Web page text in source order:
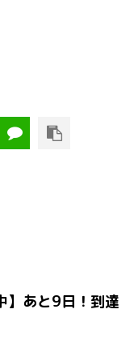
】あと9日！到達